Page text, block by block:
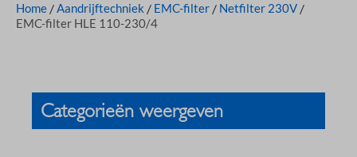
Home /Aandrijftechniek / EMC-filter / Netfilter 230V /
EMC-filter HLE 110-230/4
Categorieën weergeven